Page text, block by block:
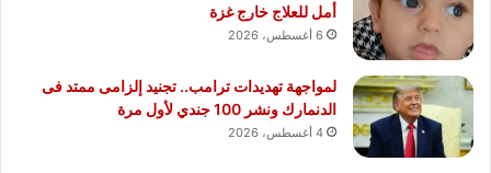
أمل للعلاج خارج غزة
6 أغسطس، 2026
لمواجهة تهديدات ترامب.. تجنيد إلزامى ممتد فى
الدنمارك ونشر 100 جندي لأول مرة
4 أغسطس، 2026